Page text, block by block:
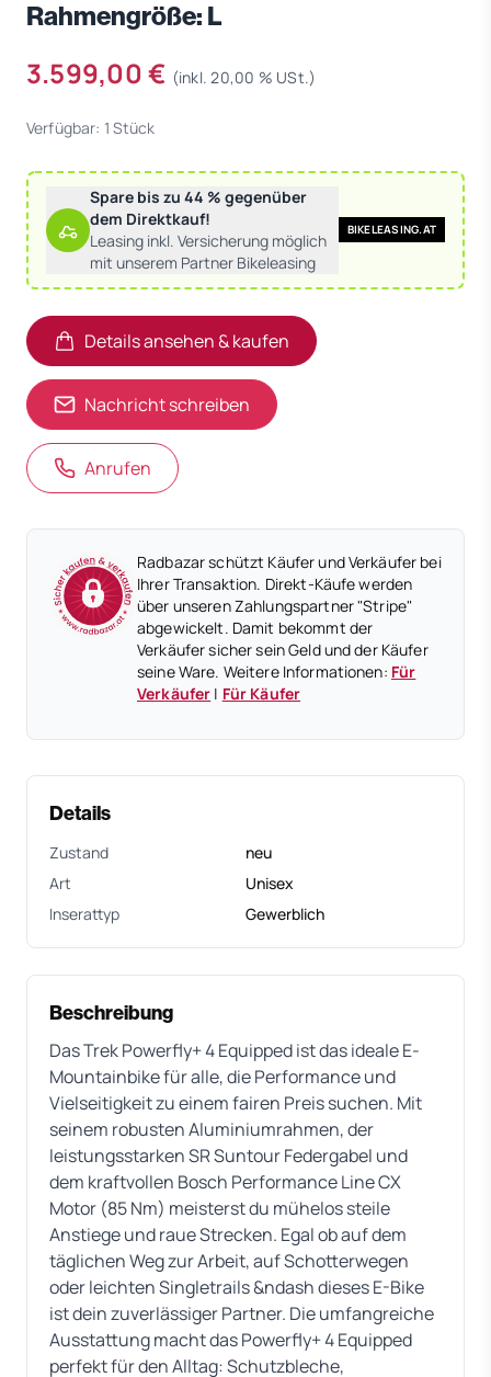
Rahmengröße: L
3.599,00 € (inkl. 20,00 % USt.)
Verfügbar: 1 Stück
Spare bis zu 44 % gegenüber
dem Direktkauf!
Leasing inkl. Versicherung möglich
mit unserem Partner Bikeleasing
BIKELEASING.AT
Details ansehen & kaufen
(öffnet in neuem Tab)
(öffnet in neuem Tab)
Nachricht schreiben
Anrufen
Radbazar schützt Käufer und Verkäufer bei
Ihrer Transaktion. Direkt-Käufe werden
über unseren Zahlungspartner "Stripe"
abgewickelt. Damit bekommt der
Verkäufer sicher sein Geld und der Käufer
seine Ware. Weitere Informationen: Für
Verkäufer | Für Käufer
Details
Zustand
neu
Art
Unisex
Inserattyp
Gewerblich
Beschreibung
Das Trek Powerfly+ 4 Equipped ist das ideale E-
Mountainbike für alle, die Performance und
Vielseitigkeit zu einem fairen Preis suchen. Mit
seinem robusten Aluminiumrahmen, der
leistungsstarken SR Suntour Federgabel und
dem kraftvollen Bosch Performance Line CX
Motor (85 Nm) meisterst du mühelos steile
Anstiege und raue Strecken. Egal ob auf dem
täglichen Weg zur Arbeit, auf Schotterwegen
oder leichten Singletrails &ndash dieses E-Bike
ist dein zuverlässiger Partner. Die umfangreiche
Ausstattung macht das Powerfly+ 4 Equipped
perfekt für den Alltag: Schutzbleche,